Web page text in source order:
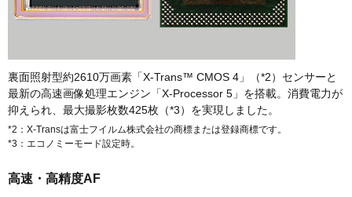
裏面照射型約2610万画素「X-Trans™ CMOS 4」（*2）センサーと
最新の高速画像処理エンジン「X-Processor 5」を搭載。消費電力が
抑えられ、最大撮影枚数425枚（*3）を実現しました。
*2：X-Transは富士フイルム株式会社の商標または登録商標です。
*3：エコノミーモード設定時。
高速・高精度AF